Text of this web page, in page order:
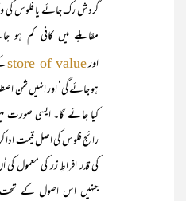
گردش رک جائے یا فلوس
مقابلے میں کافی کم ہو
اورstore of value
ہو جائے گی‘ اور انہیں ثمن
کیا جائے گا۔ ایسی
رائج فلوس کی اصل قیمت
کی قدر افراطِ زر کی معمول
جنہیں اس اصول کے